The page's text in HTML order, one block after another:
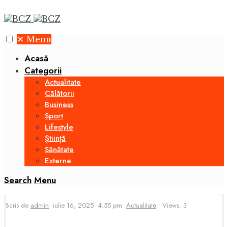
✕ Menu
Acasă
Categorii
Actualitate
Călătorii
Business
Sport
Lifestyle
Știință
Sănătate
Externe
Search Menu
Scris de admin• iulie 16, 2025• 4:55 pm• Actualitate • Views: 3